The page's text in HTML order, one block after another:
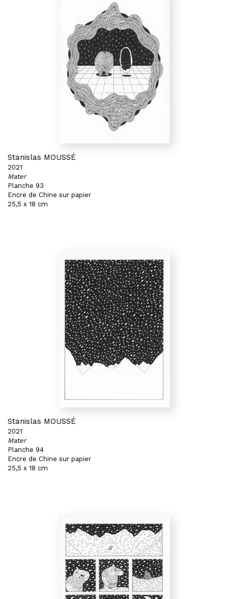
Stanislas MOUSSÉ
2021
Mater
Planche 93
Encre de Chine sur papier
25,5 x 18 cm
Stanislas MOUSSÉ
2021
Mater
Planche 94
Encre de Chine sur papier
25,5 x 18 cm